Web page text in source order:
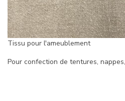
Tissu pour l'ameublement
Pour confection de tentures,